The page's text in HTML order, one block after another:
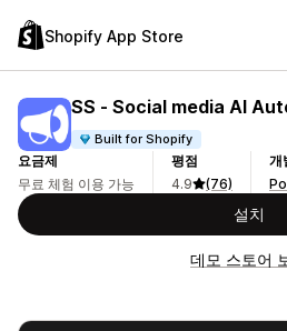
Shopify App Store
SS ‑ Social media AI
Built for Shopify
요금제
무료 체험 이용 가능
평점
4.9
(76)
개
설치
데모 스토어